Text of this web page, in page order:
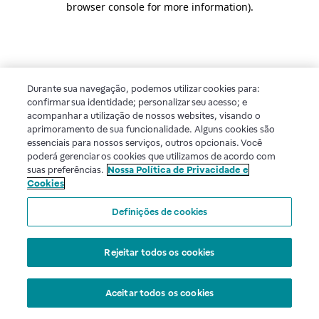
browser console for more information).
Durante sua navegação, podemos utilizar cookies para:
confirmar sua identidade; personalizar seu acesso; e
acompanhar a utilização de nossos websites, visando o
aprimoramento de sua funcionalidade. Alguns cookies são
essenciais para nossos serviços, outros opcionais. Você
poderá gerenciar os cookies que utilizamos de acordo com
suas preferências. Nossa Política de Privacidade e
Cookies
Definições de cookies
Rejeitar todos os cookies
Aceitar todos os cookies